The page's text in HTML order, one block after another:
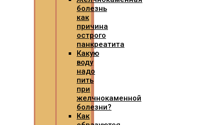
болезнь
как
причина
острого
панкреатита
Какую
воду
надо
пить
при
желчнокаменной
болезни?
Как